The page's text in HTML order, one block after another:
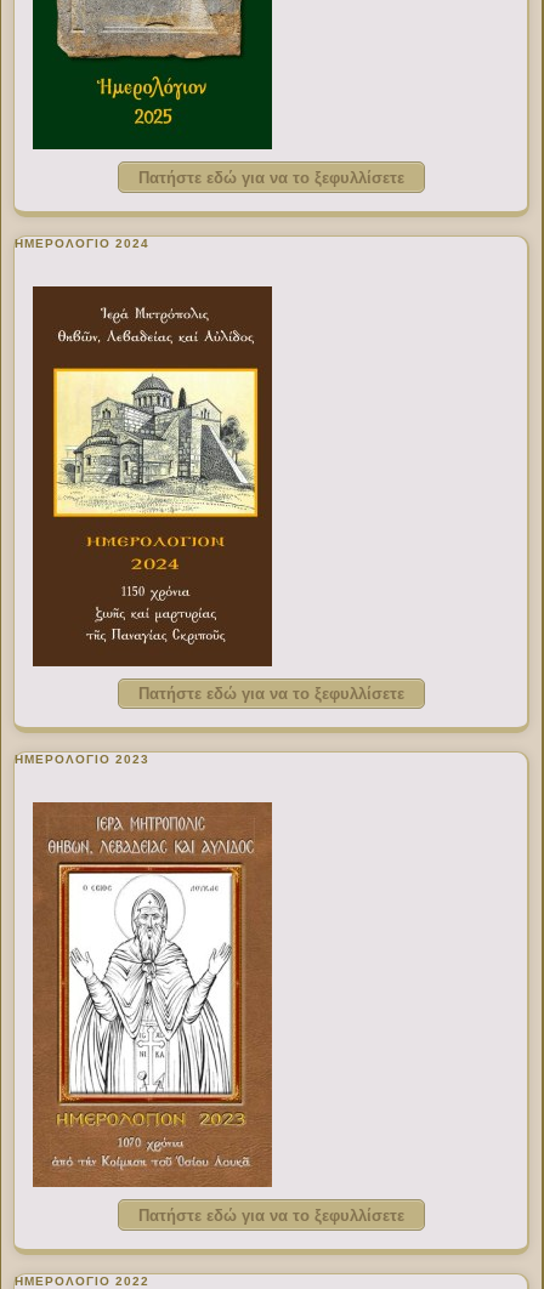
Πατήστε εδώ για να το ξεφυλλίσετε
ΗΜΕΡΟΛΟΓΙΟ 2024
Πατήστε εδώ για να το ξεφυλλίσετε
ΗΜΕΡΟΛΟΓΙΟ 2023
Πατήστε εδώ για να το ξεφυλλίσετε
ΗΜΕΡΟΛΟΓΙΟ 2022